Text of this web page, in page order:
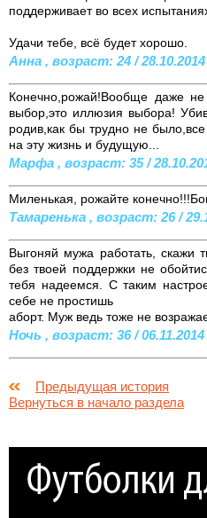
поддерживает во всех
Удачи тебе, всё будет хорошо.
Анна , возраст: 24 / 28.10.2014
Конечно,рожай!Вообще даже
выбор,это иллюзия выбора!
родив,как бы трудно не
на эту жизнь и будущую...
Марфа , возраст: 35 /
Миленькая, рожайте
Тамаренька , возраст: 26 /
Выгоняй мужа работать, скажи
без твоей поддержки не
тебя надеемся. С таким
себе не простишь
аборт. Муж ведь тоже не
Ночь , возраст: 36 / 06.11.2014
Предыдущая история
Вернуться в начало раздела